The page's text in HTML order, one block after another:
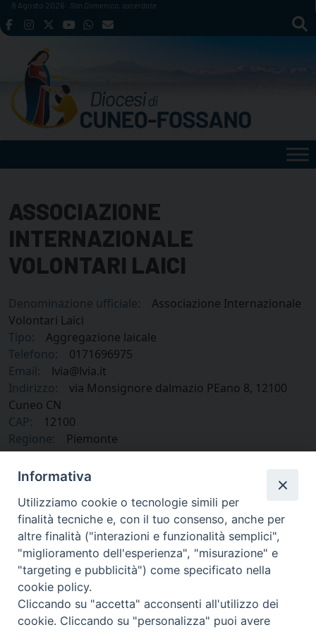
Skip
to
8 Agosto 2026 San Domenico, sacerdote
ASSOCIAZIONE
INTERNAZIONALE
VOLONTARI LAICI
Denominazione ufficiale:
Associazione Internazionale
Volontari Laici
Tipo:
Aggregazione laicale
Telefono:
0171696975
Email:
lvia@lvia.it
Indirizzo:
via Monsignore dalmazio PEano 8, 12100
Cuneo CN
CAP:
12100
Regione:
Piemonte
Paese:
Italia
via Amedeo Rossi, 28 - 12100 Cuneo
Informativa
Utilizziamo cookie o tecnologie simili per
finalità tecniche e, con il tuo consenso, anche per
altre finalità ("interazioni e funzionalità semplici",
"miglioramento dell'esperienza", "misurazione" e
"targeting e pubblicità") come specificato nella
cookie policy.
Cliccando su "accetta" acconsenti all'utilizzo dei
cookie. Cliccando su "personalizza" puoi avere